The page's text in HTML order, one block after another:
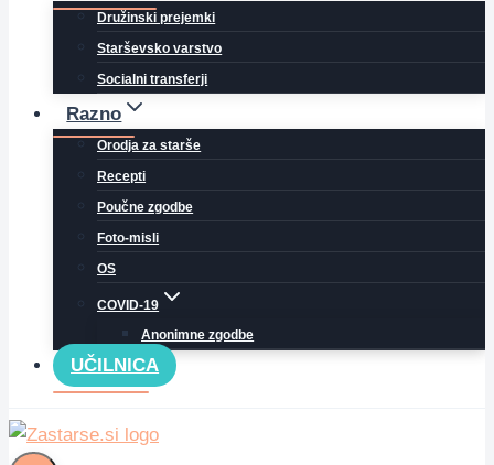
Družinski prejemki
Starševsko varstvo
Socialni transferji
Razno
Orodja za starše
Recepti
Poučne zgodbe
Foto-misli
OS
COVID-19
Anonimne zgodbe
UČILNICA